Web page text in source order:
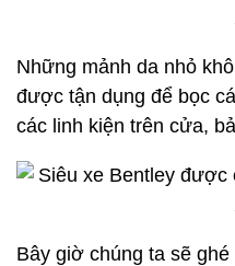
Những mảnh da nhỏ
được tận dụng để bọc
các linh kiện trên cửa,
Bây giờ chúng ta sẽ